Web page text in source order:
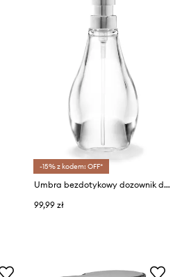
-15% z kodem: OFF*
Umbra bezdotykowy dozownik do mydła
99,99 zł